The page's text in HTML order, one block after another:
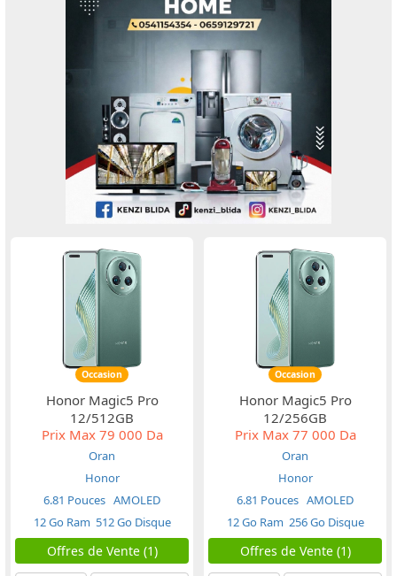
Occasion
Honor Magic5 Pro
12/512GB
Prix Max79 000 Da
Oran
Honor
6.81 Pouces AMOLED
12 Go Ram 512 Go Disque
Offres de Vente (1)
Occasion
Honor Magic5 Pro
12/256GB
Prix Max77 000 Da
Oran
Honor
6.81 Pouces AMOLED
12 Go Ram 256 Go Disque
Offres de Vente (1)